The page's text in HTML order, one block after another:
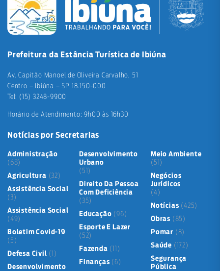
Prefeitura da Estância Turística de Ibiúna
Av. Capitão Manoel de Oliveira Carvalho, 51
Centro – Ibiúna – SP 18.150-000
Tel: (15) 3248-9900
Horário de Atendimento: 9h00 às 16h30
Notícias por Secretarias
Administração
(68)
Agricultura (32)
Assistência Social
(3)
Assistência Social
(49)
Boletim Covid-19
(5)
Defesa Civil (1)
Desenvolvimento
Desenvolvimento
Urbano
(51)
Direito Da Pessoa
Com Deficiência
(35)
Educação (96)
Esporte E Lazer
(52)
Fazenda (11)
Finanças (6)
Meio Ambiente
(51)
Negócios
Jurídicos
(4)
Notícias (425)
Obras (85)
Pomar (8)
Saúde (172)
Segurança
Pública